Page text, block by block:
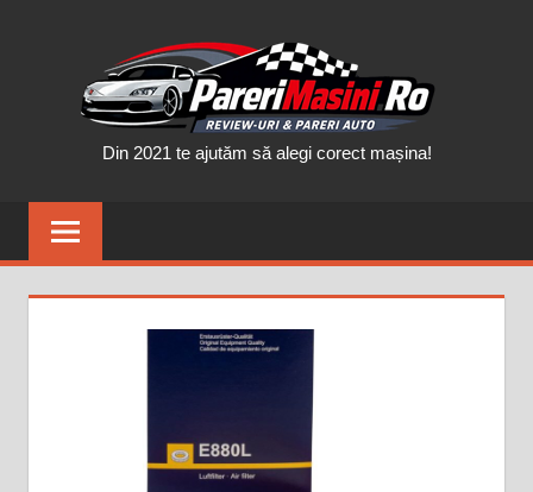
Din 2021 te ajutăm să alegi corect mașina!